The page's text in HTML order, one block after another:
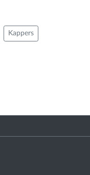
Kappers